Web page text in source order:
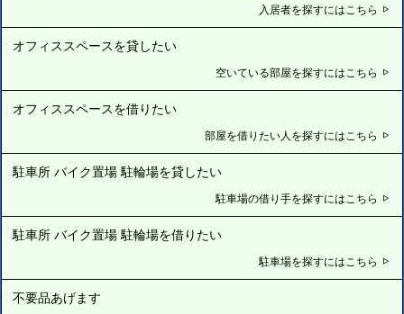
入居者を探すにはこちら
オフィススペースを貸したい
空いている部屋を探すにはこちら
オフィススペースを借りたい
部屋を借りたい人を探すにはこちら
駐車所 バイク置場 駐輪場を貸したい
駐車場の借り手を探すにはこちら
駐車所 バイク置場 駐輪場を借りたい
駐車場を探すにはこちら
不要品あげます